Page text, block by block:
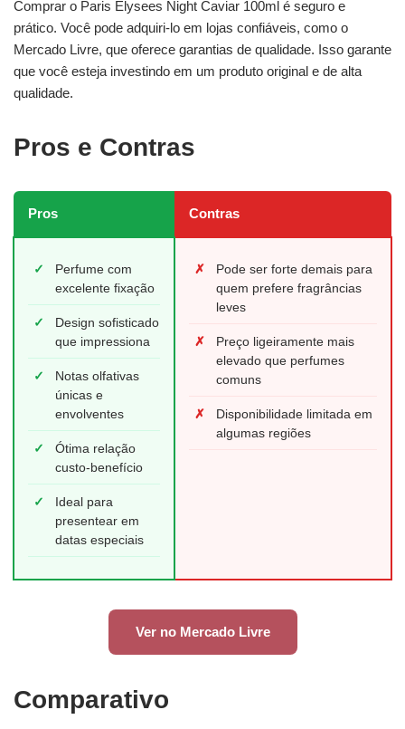
Comprar o Paris Elysees Night Caviar 100ml é seguro e
prático. Você pode adquiri-lo em lojas confiáveis, como o
Mercado Livre, que oferece garantias de qualidade. Isso garante
que você esteja investindo em um produto original e de alta
qualidade.
Pros e Contras
Pros Contras
✓
Perfume com
excelente fixação
✓
Design sofisticado
que impressiona
✓
Notas olfativas
únicas e
envolventes
✓
Ótima relação
custo-benefício
✓
Ideal para
presentear em
datas especiais
✗
Pode ser forte demais para
quem prefere fragrâncias
leves
✗
Preço ligeiramente mais
elevado que perfumes
comuns
✗
Disponibilidade limitada em
algumas regiões
Ver no Mercado Livre
Comparativo